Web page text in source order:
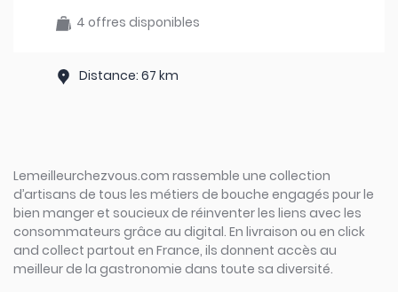
4 offres disponibles
Distance: 67 km
Lemeilleurchezvous.com rassemble une collection
d’artisans de tous les métiers de bouche engagés pour le
bien manger et soucieux de réinventer les liens avec les
consommateurs grâce au digital. En livraison ou en click
and collect partout en France, ils donnent accès au
meilleur de la gastronomie dans toute sa diversité.